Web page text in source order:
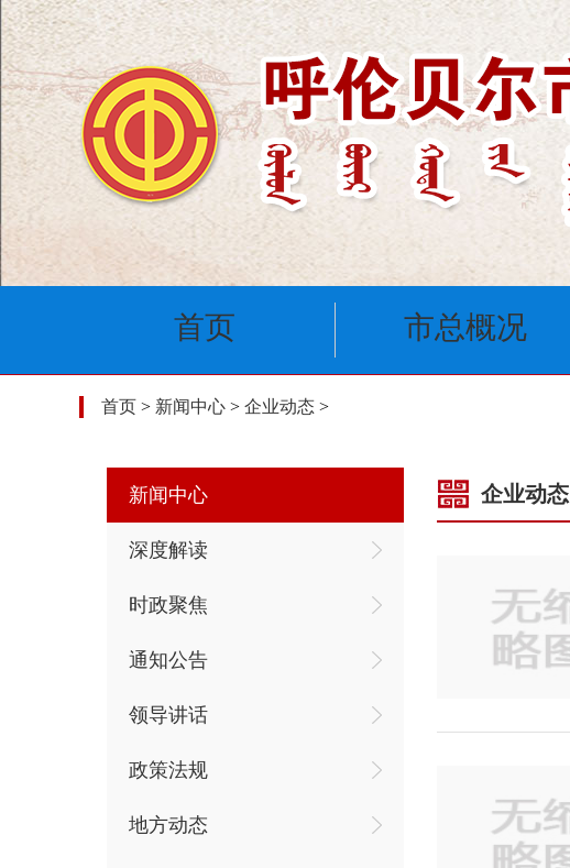
首页 市总概况
首页 > 新闻中心 > 企业动态 >
新闻中心
深度解读
时政聚焦
通知公告
领导讲话
政策法规
地方动态
企业动态